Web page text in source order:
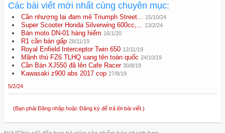
Các bài viết mới nhất cùng chuyên mục:
Cần nhượng lại đam mê Triumph Street... 15/10/24
Super Scooter Honda Silverwing 600cc,... 13/2/24
Bán moto DN-01 hàng hiếm 16/1/20
R1 cần bán gấp 28/11/19
Royal Enfield Interceptor Twin 650 12/11/19
Mãnh thú FZ6 TLHQ sang tên toàn quốc 24/10/19
Cần Bán XJ550 đã lên Cafe Racer 30/8/19
Kawasaki z900 abs 2017 cop 27/8/19
5/2/24
(Bạn phải Đăng nhập hoặc Đăng ký để trả lời bài viết.)